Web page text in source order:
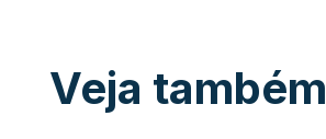
Veja também